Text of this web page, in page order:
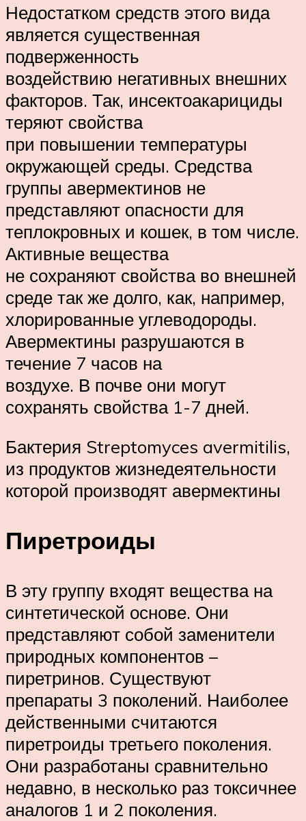
Недостатком средств этого вида
является существенная
подверженность
воздействию негативных внешних
факторов. Так, инсектоакарициды
теряют свойства
при повышении температуры
окружающей среды. Средства
группы авермектинов не
представляют опасности для
теплокровных и кошек, в том числе.
Активные вещества
не сохраняют свойства во внешней
среде так же долго, как, например,
хлорированные углеводороды.
Авермектины разрушаются в
течение 7 часов на
воздухе. В почве они могут
сохранять свойства 1-7 дней.
Бактерия Streptomyces avermitilis,
из продуктов жизнедеятельности
которой производят авермектины
Пиретроиды
В эту группу входят вещества на
синтетической основе. Они
представляют собой заменители
природных компонентов –
пиретринов. Существуют
препараты 3 поколений. Наиболее
действенными считаются
пиретроиды третьего поколения.
Они разработаны сравнительно
недавно, в несколько раз токсичнее
аналогов 1 и 2 поколения.